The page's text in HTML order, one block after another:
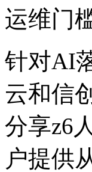
运维门
针对AI
云和信
分享z6
户提供